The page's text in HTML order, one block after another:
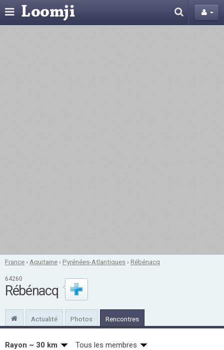
France › Aquitaine ›Pyrénées-Atlantiques ›Rébénacq
64260
Rébénacq
Actualité Photos Rencontres
Rayon ~ 30 km Tous les membres